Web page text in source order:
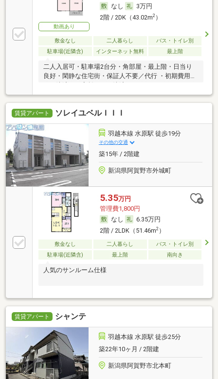
動画あり
なし
3万円
2階 / 2DK（43.02m2）
敷金なし 二人暮らし
バス・トイレ別
駐車場(近隣含)
インターネット無料 最上階
二人入居可・駐車場2台分・角部屋・最上階・日当り
良好・閑静な住宅街・保証人不要／代行 ・初期費用カ
賃貸アパート ソレイユベルＩＩＩ
羽越本線 水原駅 徒歩19分
その他の交通
築15年 / 2階建
新潟県阿賀野市外城町
5.35万円
管理費1,800円
なし
6.35万円
2階 / 2LDK（51.46m2）
敷金なし 二人暮らし
バス・トイレ別
駐車場(近隣含)
最上階 南向き
人気のサンルーム仕様
賃貸アパート シャンテ
羽越本線 水原駅 徒歩25分
築22年10ヶ月 / 2階建
新潟県阿賀野市北本町